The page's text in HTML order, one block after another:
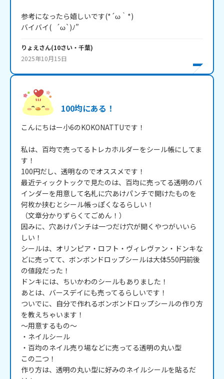
参考になったら嬉しいです(*´ω｀*)
バイバイ(   ´ω`)ﾉ”
りょえ さん(10さい・ 千葉)
2025年10月15日
100均にある！
こんにちはー小6のKOKONATTUです！
私は、百均で売ってるトレカホルダーをシール帳にしてま
す！
100円だし、透明なのでオススメです！
最近ティックトックで見たのは、百均に売ってる透明のバ
インダーを用意して名札に穴あけパンチで開けたものを
何枚か挟むとシール帳っぽくなるらしい！
（文章分かりずらくてごめん！）
因みに、穴あけパンチは一つだけ穴が開くやつがいいら
しい！
シールは、オリンピア・ロフト・ヴィレヴァン・ドンキな
どに売ってて、ボンボンドロップシールは大体550円前後
の値段だった！
ドンキには、ちいかわのシールもありました！
あとは、バースデイにも売ってるらしいです！
ついでに、自分で作れるボンボンドロップシールの作り方
を教えちゃいます！
～用意するもの～
・ネイルシール
・百均のネイル売り場などに売ってる透明の丸い型
この二つ！
作り方は、透明の丸い型に好みのネイルシールを貼るだ